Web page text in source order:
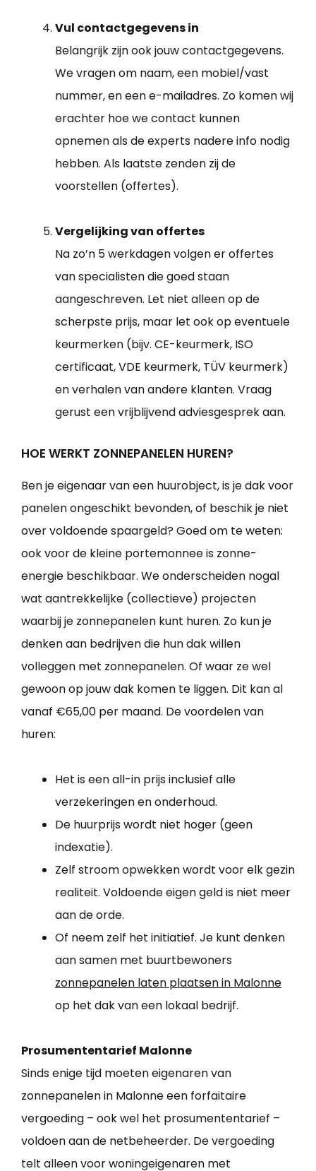
Vul contactgegevens in
Belangrijk zijn ook jouw contactgegevens.
We vragen om naam, een mobiel/vast
nummer, en een e-mailadres. Zo komen wij
erachter hoe we contact kunnen
opnemen als de experts nadere info nodig
hebben. Als laatste zenden zij de
voorstellen (offertes).
Vergelijking van offertes
Na zo’n 5 werkdagen volgen er offertes
van specialisten die goed staan
aangeschreven. Let niet alleen op de
scherpste prijs, maar let ook op eventuele
keurmerken (bijv. CE-keurmerk, ISO
certificaat, VDE keurmerk, TÜV keurmerk)
en verhalen van andere klanten. Vraag
gerust een vrijblijvend adviesgesprek aan.
HOE WERKT ZONNEPANELEN HUREN?
Ben je eigenaar van een huurobject, is je dak voor
panelen ongeschikt bevonden, of beschik je niet
over voldoende spaargeld? Goed om te weten:
ook voor de kleine portemonnee is zonne-
energie beschikbaar. We onderscheiden nogal
wat aantrekkelijke (collectieve) projecten
waarbij je zonnepanelen kunt huren. Zo kun je
denken aan bedrijven die hun dak willen
volleggen met zonnepanelen. Of waar ze wel
gewoon op jouw dak komen te liggen. Dit kan al
vanaf €65,00 per maand. De voordelen van
huren:
Het is een all-in prijs inclusief alle
verzekeringen en onderhoud.
De huurprijs wordt niet hoger (geen
indexatie).
Zelf stroom opwekken wordt voor elk gezin
realiteit. Voldoende eigen geld is niet meer
aan de orde.
Of neem zelf het initiatief. Je kunt denken
aan samen met buurtbewoners
zonnepanelen laten plaatsen in Malonne
op het dak van een lokaal bedrijf.
Prosumententarief Malonne
Sinds enige tijd moeten eigenaren van
zonnepanelen in Malonne een forfaitaire
vergoeding – ook wel het prosumententarief –
voldoen aan de netbeheerder. De vergoeding
telt alleen voor woningeigenaren met